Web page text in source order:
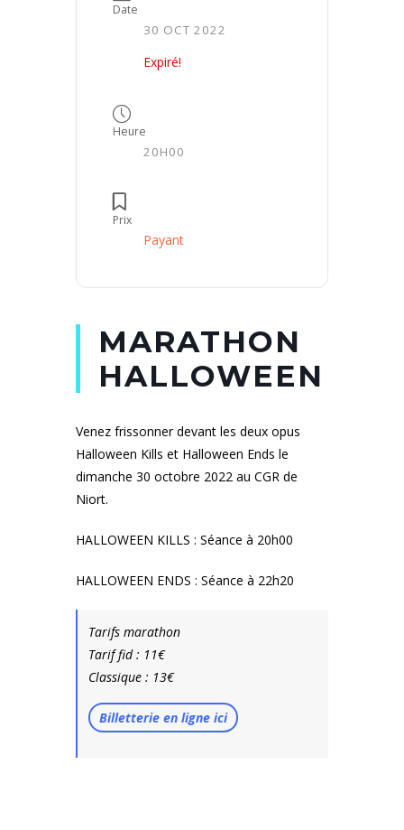
Date
30 OCT 2022
Expiré!
Heure
20H00
Prix
Payant
MARATHON
HALLOWEEN
Venez frissonner devant les deux opus
Halloween Kills et Halloween Ends le
dimanche 30 octobre 2022 au CGR de
Niort.
HALLOWEEN KILLS : Séance à 20h00
HALLOWEEN ENDS : Séance à 22h20
Tarifs marathon
Tarif fid : 11€
Classique : 13€
Billetterie en ligne ici